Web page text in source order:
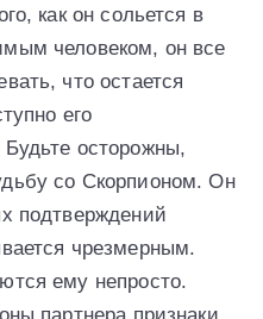
как он сольется в
человеком, он все
что остается
его
осторожны,
со Скорпионом. Он
подтверждений
чрезмерным.
ему непросто.
партнера признаки